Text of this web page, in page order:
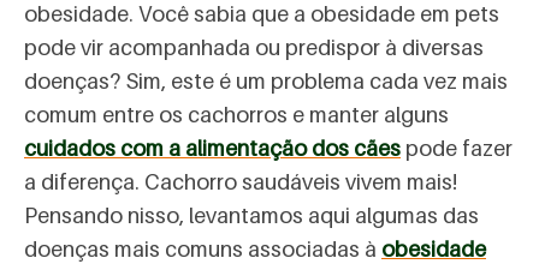
obesidade. Você sabia que a obesidade em pets
pode vir acompanhada ou predispor à diversas
doenças? Sim, este é um problema cada vez mais
comum entre os cachorros e manter alguns
cuidados com a alimentação dos cães pode fazer
a diferença. Cachorro saudáveis vivem mais!
Pensando nisso, levantamos aqui algumas das
doenças mais comuns associadas à obesidade